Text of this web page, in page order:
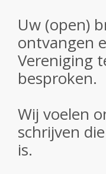
Uw (open)
ontvangen
Vereniging
besproken.
Wij voelen
schrijven
is.